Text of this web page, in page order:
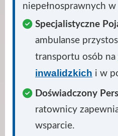
niepełnosprawnych
Specjalistyczne
ambulanse
transportu osób na
inwalidzkich i w
Doświadczony
ratownicy
wsparcie.